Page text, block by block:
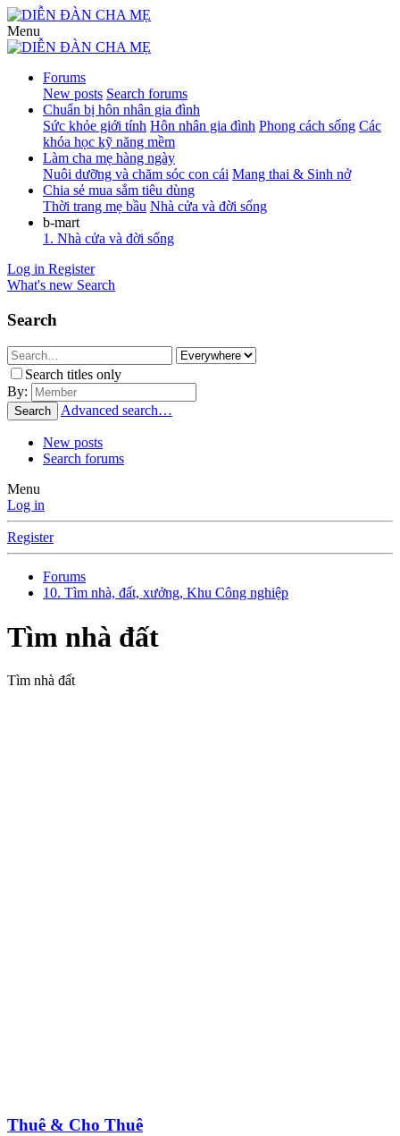
Menu
Forums
New posts Search forums
Chuẩn bị hôn nhân gia đình
Sức khỏe giới tính Hôn nhân gia đình Phong cách sống Các
khóa học kỹ năng mềm
Làm cha mẹ hàng ngày
Nuôi dưỡng và chăm sóc con cái Mang thai & Sinh nở
Chia sẻ mua sắm tiêu dùng
Thời trang mẹ bầu Nhà cửa và đời sống
b-mart
1. Nhà cửa và đời sống
Log in Register
What's new Search
Search
Search titles only
By:
Search Advanced search…
New posts
Search forums
Menu
Log in
Register
Forums
10. Tìm nhà, đất, xưởng, Khu Công nghiệp
Tìm nhà đất
Tìm nhà đất
Thuê & Cho Thuê